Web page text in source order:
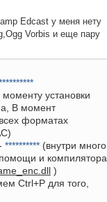
Edcast у меня нету
Vorbis и еще пару
моменту установки
a, В момент
форматах
********** (внутри много
и
)
Ctrl+P для того,